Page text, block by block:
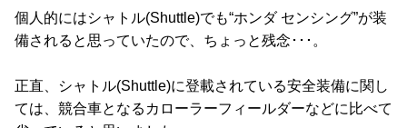
個人的にはシャトル(Shuttle)でも“ホンダ センシング”が装
備されると思っていたので、ちょっと残念･･･。
正直、シャトル(Shuttle)に登載されている安全装備に関し
ては、競合車となるカローラーフィールダーなどに比べて